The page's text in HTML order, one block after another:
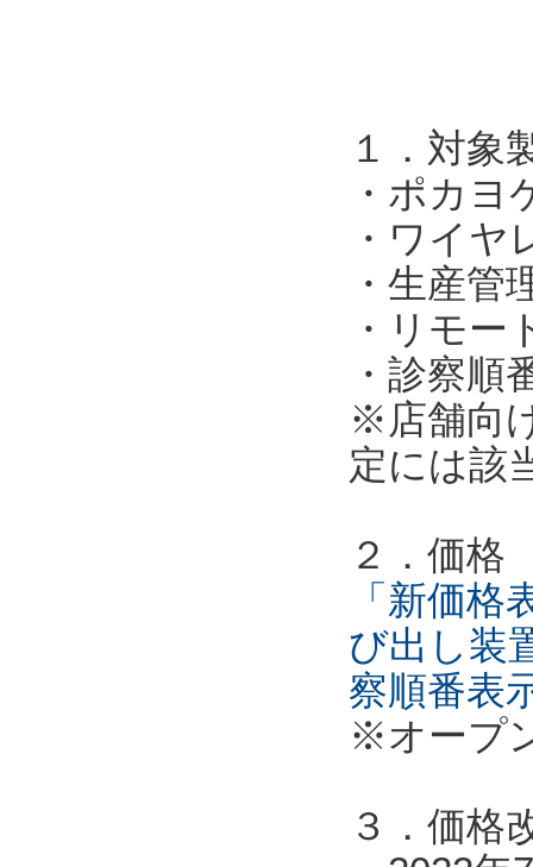
１．対象
・ポカヨ
・ワイヤ
・生産管
・リモ
・診察順
※店舗向
定には該
２．価格
「新価
び出し装
察順番表
※オープ
３．価格